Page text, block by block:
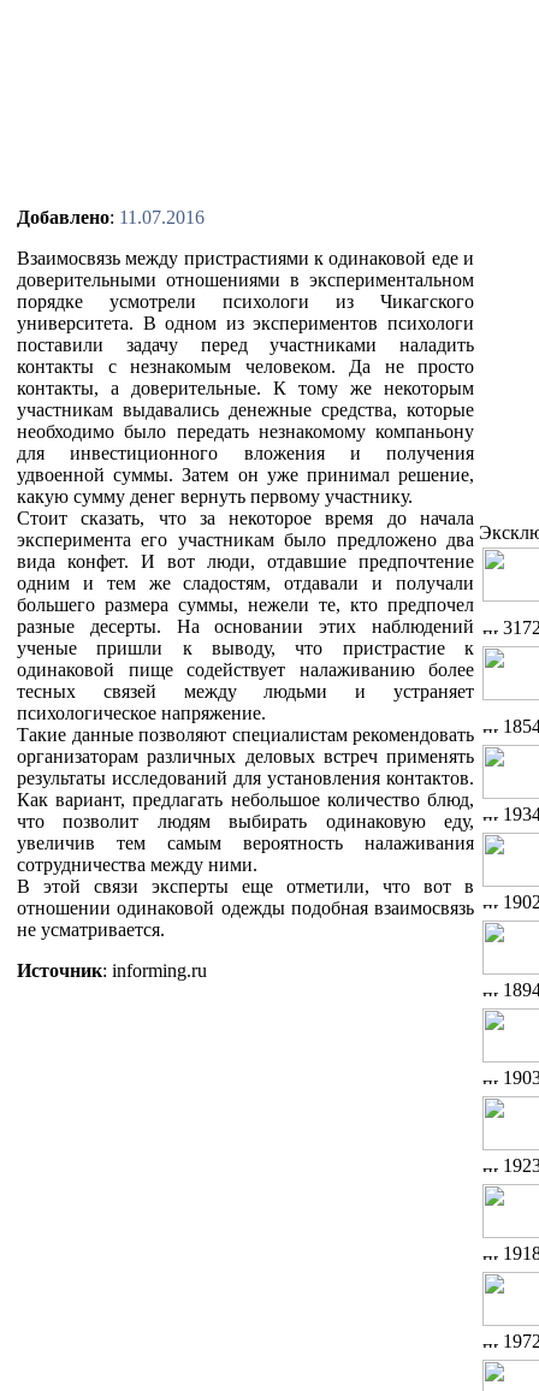
Добавлено: 11.07.2016
Взаимосвязь между пристрастиями к одинаковой еде и
доверительными отношениями в экспериментальном
порядке усмотрели психологи из Чикагского
университета. В одном из экспериментов психологи
поставили задачу перед участниками наладить
контакты с незнакомым человеком. Да не просто
контакты, а доверительные. К тому же некоторым
участникам выдавались денежные средства, которые
необходимо было передать незнакомому компаньону
для инвестиционного вложения и получения
удвоенной суммы. Затем он уже принимал решение,
какую сумму денег вернуть первому участнику.
Стоит сказать, что за некоторое время до начала
эксперимента его участникам было предложено два
вида конфет. И вот люди, отдавшие предпочтение
одним и тем же сладостям, отдавали и получали
большего размера суммы, нежели те, кто предпочел
разные десерты. На основании этих наблюдений
ученые пришли к выводу, что пристрастие к
одинаковой пище содействует налаживанию более
тесных связей между людьми и устраняет
психологическое напряжение.
Такие данные позволяют специалистам рекомендовать
организаторам различных деловых встреч применять
результаты исследований для установления контактов.
Как вариант, предлагать небольшое количество блюд,
что позволит людям выбирать одинаковую еду,
увеличив тем самым вероятность налаживания
сотрудничества между ними.
В этой связи эксперты еще отметили, что вот в
отношении одинаковой одежды подобная взаимосвязь
не усматривается.
Источник: informing.ru